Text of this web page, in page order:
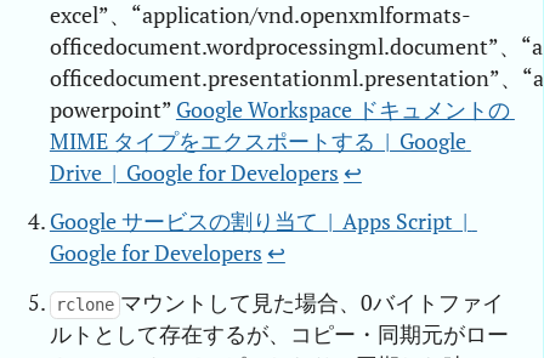
excel”、“application/vnd.openxmlformats-
officedocument.wordprocessingml.document”、
officedocument.presentationml.presentation”、
powerpoint” Google Workspace ドキュメントの
MIME タイプをエクスポートする  |  Google
Drive  |  Google for Developers ↩︎
Google サービスの割り当て  |  Apps Script  |
Google for Developers ↩︎
rclone マウントして見た場合、0バイトファイ
ルトとして存在するが、コピー・同期元がロー